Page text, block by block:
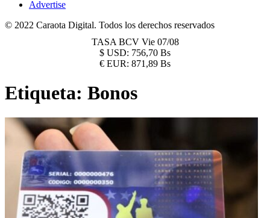
Advertise
© 2022 Caraota Digital. Todos los derechos reservados
TASA BCV Vie 07/08
$ USD: 756,70 Bs
€ EUR: 871,89 Bs
Etiqueta: Bonos